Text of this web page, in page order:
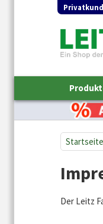
Startseite
Der Leitz